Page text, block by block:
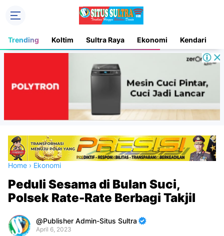
Trending Koltim Sultra Raya Ekonomi Kendari
Home › Ekonomi
Peduli Sesama di Bulan Suci,
Polsek Rate-Rate Berbagi Takjil
Publisher Admin-Situs Sultra
April 6, 2023